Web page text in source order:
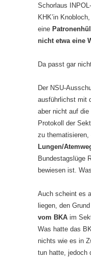
Schorlaus
KHK’in
eine
nicht etwa eine
Da passt gar
Der NSU-
ausführlichst mit
aber nicht auf
Protokoll der
zu thematisieren,
Lungen/
Bundestagslüge
bewiesen ist.
Auch scheint es
liegen, den
vom BKA im
Was hatte das
nichts wie es in
tun hatte, jedoch